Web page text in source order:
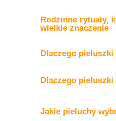
Rodzinne rytuały,
wielkie znaczenie
Dlaczego
Dlaczego
Jakie pieluchy